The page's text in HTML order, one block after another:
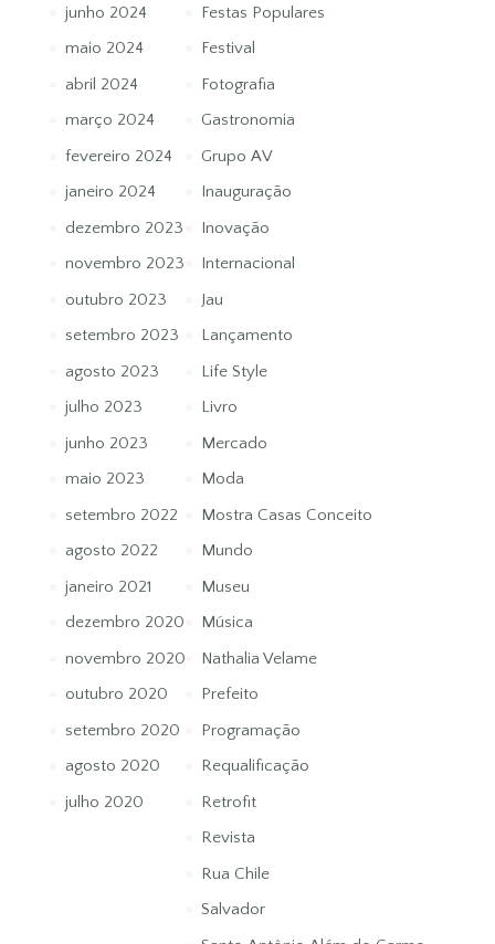
junho 2024
maio 2024
abril 2024
março 2024
fevereiro 2024
janeiro 2024
dezembro 2023
novembro 2023
outubro 2023
setembro 2023
agosto 2023
julho 2023
junho 2023
maio 2023
setembro 2022
agosto 2022
janeiro 2021
dezembro 2020
novembro 2020
outubro 2020
setembro 2020
agosto 2020
julho 2020
Festas Populares
Festival
Fotografia
Gastronomia
Grupo AV
Inauguração
Inovação
Internacional
Jau
Lançamento
Life Style
Livro
Mercado
Moda
Mostra Casas Conceito
Mundo
Museu
Música
Nathalia Velame
Prefeito
Programação
Requalificação
Retrofit
Revista
Rua Chile
Salvador